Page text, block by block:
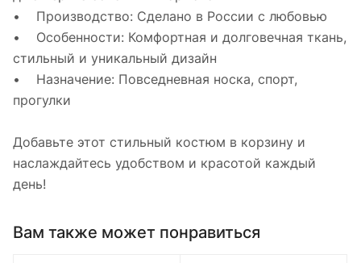
• Производство: Сделано в России с любовью
• Особенности: Комфортная и долговечная ткань,
стильный и уникальный дизайн
• Назначение: Повседневная носка, спорт,
прогулки
Добавьте этот стильный костюм в корзину и
наслаждайтесь удобством и красотой каждый
день!
Вам также может понравиться